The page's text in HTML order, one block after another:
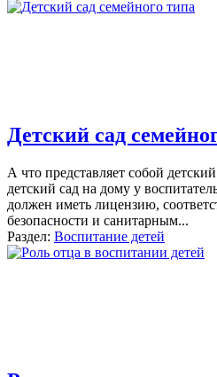
Детский сад
А что представляет собой
детский сад на дому у
должен иметь лицензию,
безопасности и санитарным...
Раздел: Воспитание детей